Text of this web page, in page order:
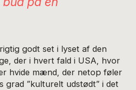
godt set i lyset af den
der i hvert fald i USA, hvor
hvide mænd, der netop føler
grad ”kulturelt udstødt” i det